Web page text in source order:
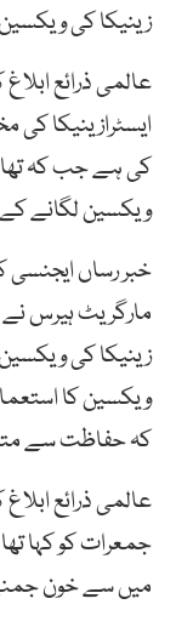
زینیکا کی
عالمی ذرائع
ایسٹرازینیکا کی
کی ہے جب کہ
ویکسین لگانے
خبر رساں
مارگریٹ ہیرس نے
زینیکا کی ویکسین
ویکسین کا
کہ حفاظت سے
عالمی ذرائع
جمعرات کو کہا
میں سے خون جمنے کے 30 واقعات